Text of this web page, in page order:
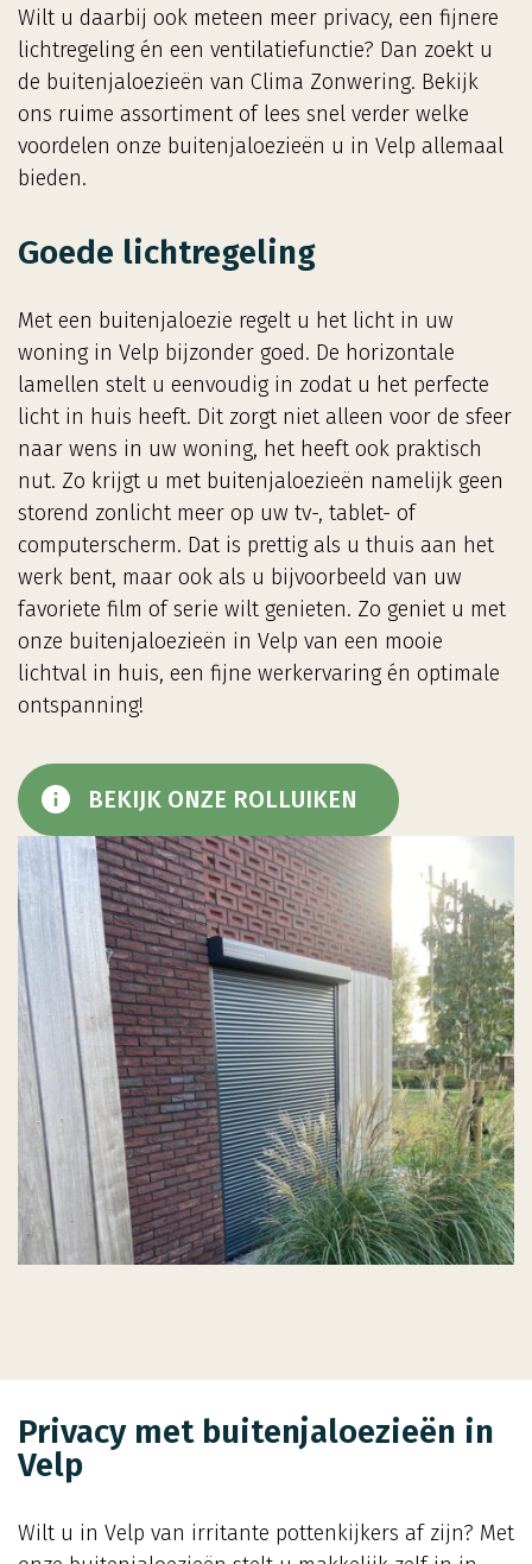
Wilt u daarbij ook meteen meer privacy, een fijnere
lichtregeling én een ventilatiefunctie? Dan zoekt u
de buitenjaloezieën van Clima Zonwering. Bekijk
ons ruime assortiment of lees snel verder welke
voordelen onze buitenjaloezieën u in Velp allemaal
bieden.
Goede lichtregeling
Met een buitenjaloezie regelt u het licht in uw
woning in Velp bijzonder goed. De horizontale
lamellen stelt u eenvoudig in zodat u het perfecte
licht in huis heeft. Dit zorgt niet alleen voor de sfeer
naar wens in uw woning, het heeft ook praktisch
nut. Zo krijgt u met buitenjaloezieën namelijk geen
storend zonlicht meer op uw tv-, tablet- of
computerscherm. Dat is prettig als u thuis aan het
werk bent, maar ook als u bijvoorbeeld van uw
favoriete film of serie wilt genieten. Zo geniet u met
onze buitenjaloezieën in Velp van een mooie
lichtval in huis, een fijne werkervaring én optimale
ontspanning!
BEKIJK ONZE ROLLUIKEN
Privacy met buitenjaloezieën in
Velp
Wilt u in Velp van irritante pottenkijkers af zijn? Met